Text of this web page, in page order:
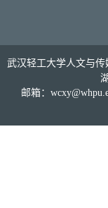
武汉轻工大学人文与
邮箱：